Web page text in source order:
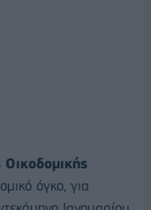
όγκο, για